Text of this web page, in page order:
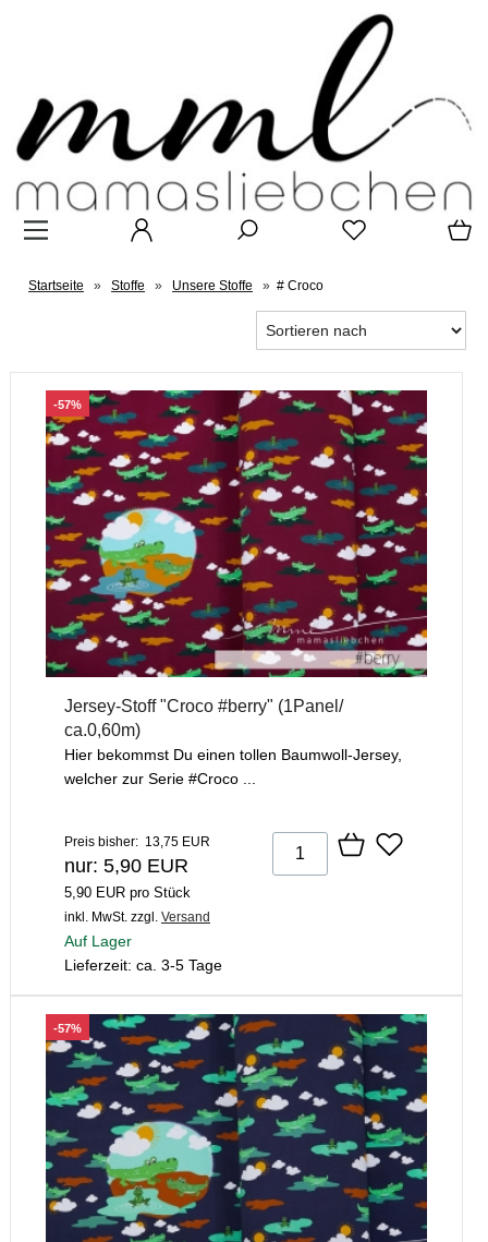
Startseite » Stoffe » Unsere Stoffe » # Croco
-57%
Jersey-Stoff "Croco #berry" (1Panel/
ca.0,60m)
Hier bekommst Du einen tollen Baumwoll-Jersey,
welcher zur Serie #Croco ...
Preis bisher: 13,75 EUR
nur: 5,90 EUR
5,90 EUR pro Stück
inkl. MwSt. zzgl. Versand
Auf Lager
Lieferzeit: ca. 3-5 Tage
-57%